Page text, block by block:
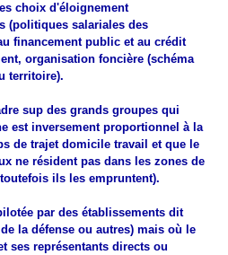
choix d'éloignement
(politiques salariales des
financement public et au crédit
organisation foncière (schéma
territoire).
sup des grands groupes qui
est inversement proportionnel à la
de trajet domicile travail et que le
ne résident pas dans les zones de
ils les empruntent).
par des établissements dit
la défense ou autres) mais où le
ses représentants directs ou